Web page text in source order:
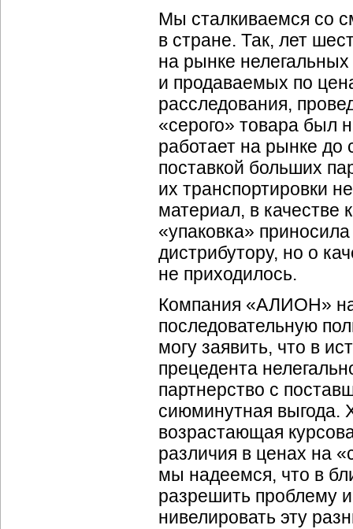
Мы сталкиваемся со
в стране. Так, лет
на рынке
и продаваемых по
расследования,
«серого» товара был
работает на рынке до
поставкой больших
их транспортировки
материал, в качестве
«упаковка»
дистрибутору, но о
не приходилось.
Компания «АЛИОН» на
последовательную
могу заявить, что в
прецедента
партнерство с
сиюминутная выгода.
возрастающая
различия в ценах на
мы надеемся, что в
разрешить проблему
нивелировать эту